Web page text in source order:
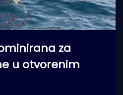
za
u otvorenim